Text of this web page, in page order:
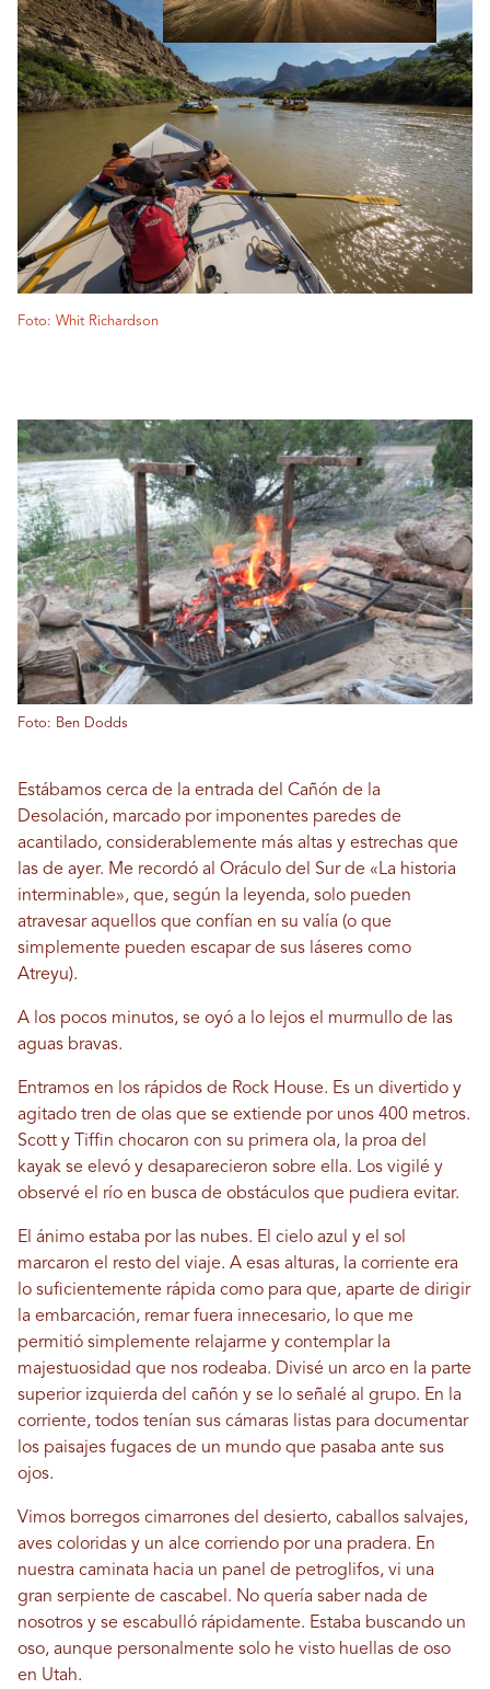
Foto: Whit Richardson
Foto: Ben Dodds
Estábamos cerca de la entrada del Cañón de la
Desolación, marcado por imponentes paredes de
acantilado, considerablemente más altas y estrechas que
las de ayer. Me recordó al Oráculo del Sur de «La historia
interminable», que, según la leyenda, solo pueden
atravesar aquellos que confían en su valía (o que
simplemente pueden escapar de sus láseres como
Atreyu).
A los pocos minutos, se oyó a lo lejos el murmullo de las
aguas bravas.
Entramos en los rápidos de Rock House. Es un divertido y
agitado tren de olas que se extiende por unos 400 metros.
Scott y Tiffin chocaron con su primera ola, la proa del
kayak se elevó y desaparecieron sobre ella. Los vigilé y
observé el río en busca de obstáculos que pudiera evitar.
El ánimo estaba por las nubes. El cielo azul y el sol
marcaron el resto del viaje. A esas alturas, la corriente era
lo suficientemente rápida como para que, aparte de dirigir
la embarcación, remar fuera innecesario, lo que me
permitió simplemente relajarme y contemplar la
majestuosidad que nos rodeaba. Divisé un arco en la parte
superior izquierda del cañón y se lo señalé al grupo. En la
corriente, todos tenían sus cámaras listas para documentar
los paisajes fugaces de un mundo que pasaba ante sus
ojos.
Vimos borregos cimarrones del desierto, caballos salvajes,
aves coloridas y un alce corriendo por una pradera. En
nuestra caminata hacia un panel de petroglifos, vi una
gran serpiente de cascabel. No quería saber nada de
nosotros y se escabulló rápidamente. Estaba buscando un
oso, aunque personalmente solo he visto huellas de oso
en Utah.